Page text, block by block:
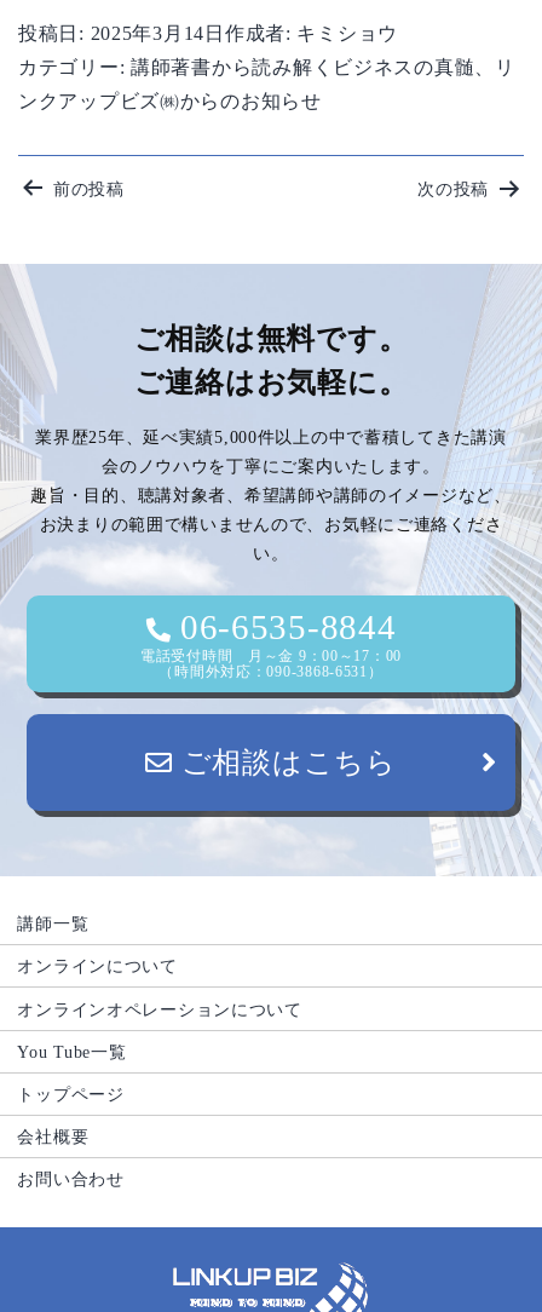
投稿日: 2025年3月14日 作成者: キミショウ
カテゴリー:講師著書から読み解くビジネスの真髄
リ
ンクアップビズ㈱からのお知らせ
投
ナ
ビ
ゲ
ー
シ
ョ
ン
前の投稿 次の投稿
ご相談は無料です。
ご連絡はお気軽に。
業界歴25年、延べ実績5,000件以上の中で蓄積してきた講演
会のノウハウを丁寧にご案内いたします。
趣旨・目的、聴講対象者、希望講師や講師のイメージなど、
お決まりの範囲で構いませんので、お気軽にご連絡くださ
い。
06-6535-8844
電話受付時間 月～金 9：00～17：00
（時間外対応：090-3868-6531）
ご相談はこちら
講師一覧
オンラインについて
オンラインオペレーションについて
You Tube一覧
トップページ
会社概要
お問い合わせ